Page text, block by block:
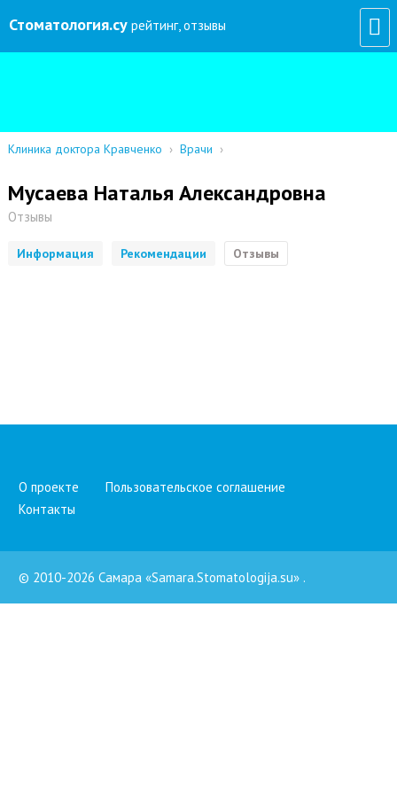
Стоматология.су рейтинг, отзывы
Клиника доктора Кравченко › Врачи ›
Мусаева Наталья Александровна
Отзывы
Информация Рекомендации Отзывы
О проекте
Пользовательское соглашение
Контакты
© 2010-2026 Самара «Samara.Stomatologija.su» .